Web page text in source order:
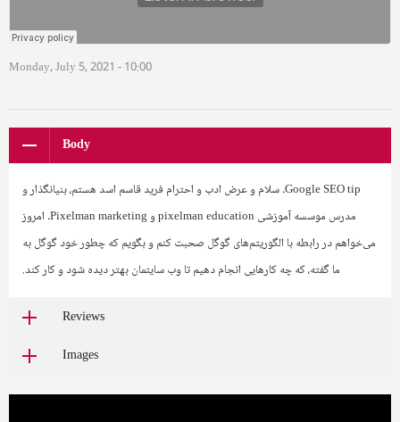
Monday, July 5, 2021 - 10:00
Body
Google SEO tip. سلام و عرض ادب و احترام فرید قاسم اسد هستم، بنیانگذار و
مدرس موسسه آموزشی pixelman educationو ‌Pixelman marketing. امروز
می‌خواهم در رابطه با الگوریتم‌های گوگل صحبت کنم و بگویم که چطور خود گوگل به
ما گفته، که چه کارهایی انجام دهیم تا وب سایتمان بهتر دیده شود و کار کند.
Reviews
Images